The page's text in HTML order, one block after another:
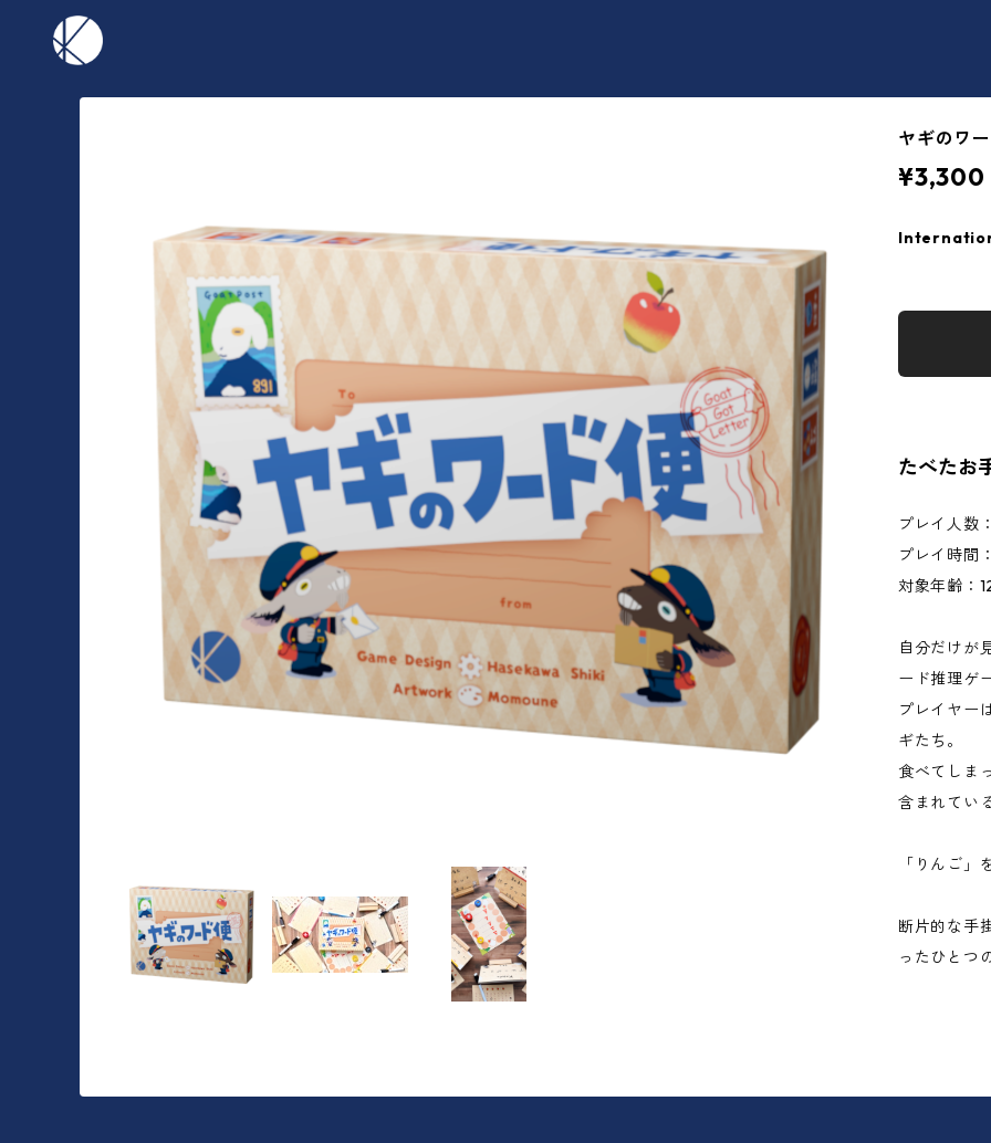
ヤギのワ
¥3,300
たべたお
プレイ人数
プレイ時間
対象年齢：
自分だけが
ード推理ゲ
プレイヤー
ギたち。
食べてしま
含まれてい
「りんご
断片的な手
ったひとつ